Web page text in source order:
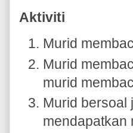
Aktiviti
Murid
Murid
murid
Murid bersoal
mendapatkan